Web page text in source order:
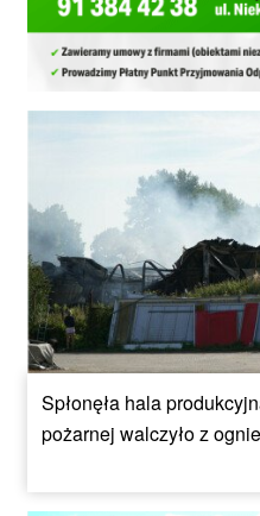
Spłonęła hala
pożarnej walczyło z